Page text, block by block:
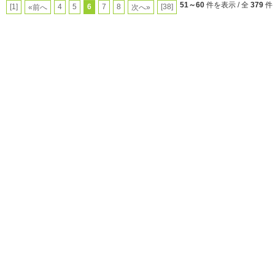
[1] «前へ 4 5 6 7 8 次へ» [38] 51～60 件を表示 / 全 379 件